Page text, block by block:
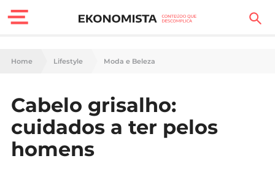
Finanças Pessoais
Carreira
Casa
Home Lifestyle Moda e Beleza
Cabelo grisalho:
cuidados a ter pelos
homens